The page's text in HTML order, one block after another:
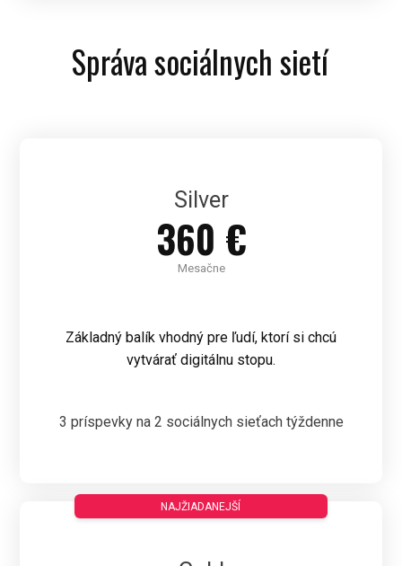
Správa sociálnych sietí
Silver
360 €
Mesačne
Základný balík vhodný pre ľudí, ktorí si chcú
vytvárať digitálnu stopu.
3 príspevky na 2 sociálnych sieťach týždenne
NAJŽIADANEJŠÍ